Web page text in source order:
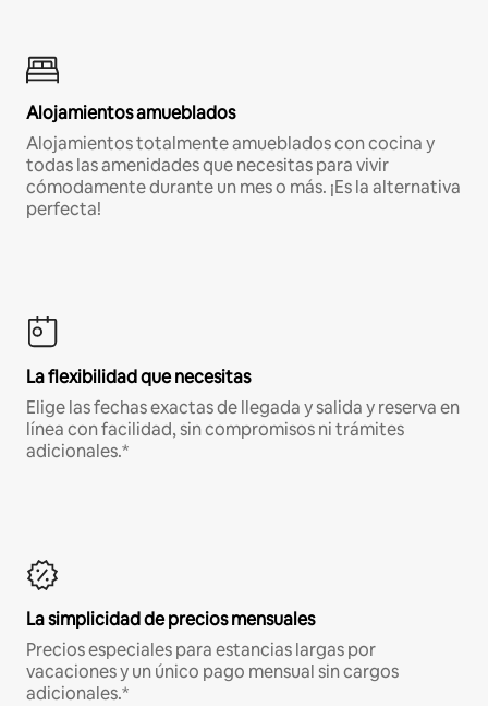
Alojamientos amueblados
Alojamientos totalmente amueblados con cocina y
todas las amenidades que necesitas para vivir
cómodamente durante un mes o más. ¡Es la alternativa
perfecta!
La flexibilidad que necesitas
Elige las fechas exactas de llegada y salida y reserva en
línea con facilidad, sin compromisos ni trámites
adicionales.*
La simplicidad de precios mensuales
Precios especiales para estancias largas por
vacaciones y un único pago mensual sin cargos
adicionales.*